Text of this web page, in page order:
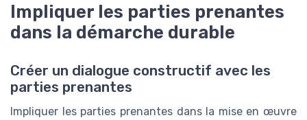
Impliquer les parties prenantes
dans la démarche durable
Créer un dialogue constructif avec les
parties prenantes
Impliquer les parties prenantes dans la mise en œuvre